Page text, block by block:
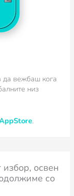
да вежбаш кога
низ
.
освен
со